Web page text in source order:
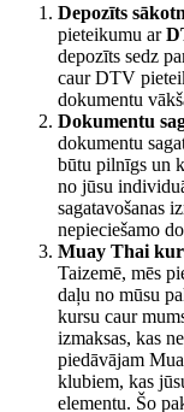
Depozīts
pieteikumu ar
depozīts sedz
caur DTV
dokumentu
Dokumentu
dokumentu
būtu pilnīgs un
no jūsu
sagatavošanas
nepieciešamo
Muay Thai
Taizemē, mēs
daļu no mūsu
kursu caur
izmaksas, kas
piedāvājam
klubiem, kas
elementu. Šo